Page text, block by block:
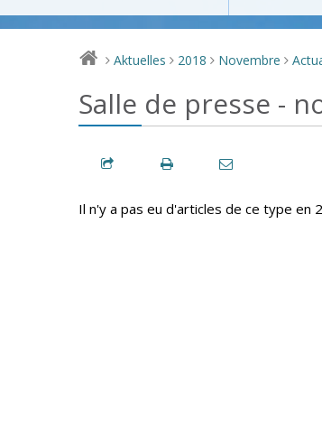
> Aktuelles > 2018 > Novembre >
Salle de presse -
Il n'y a pas eu d'articles de ce type en